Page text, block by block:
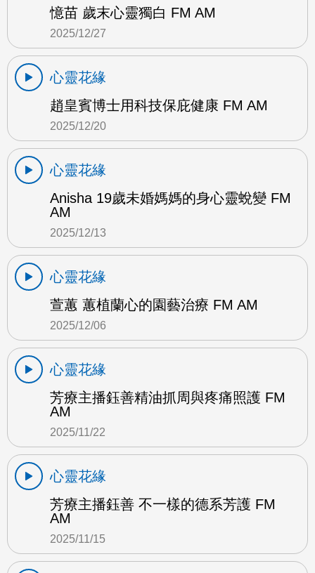
憶苗 歲末心靈獨白 FM AM
2025/12/27
心靈花緣
趙皇賓博士用科技保庇健康 FM AM
2025/12/20
心靈花緣
Anisha 19歲未婚媽媽的身心靈蛻變 FM
AM
2025/12/13
心靈花緣
萱蕙 蕙植蘭心的園藝治療 FM AM
2025/12/06
心靈花緣
芳療主播鈺善精油抓周與疼痛照護 FM
AM
2025/11/22
心靈花緣
芳療主播鈺善 不一樣的德系芳護 FM
AM
2025/11/15